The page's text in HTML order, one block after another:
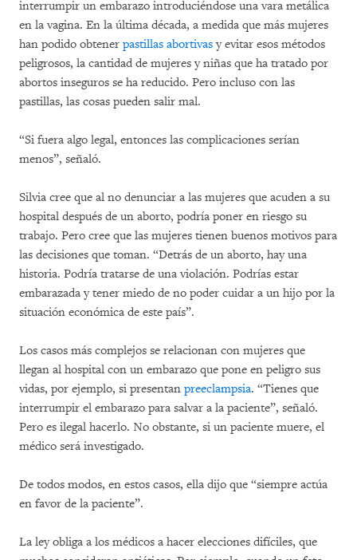
interrumpir un embarazo introduciéndose una vara metálica
en la vagina. En la última década, a medida que más mujeres
han podido obtener pastillas abortivasy evitar esos métodos
peligrosos, la cantidad de mujeres y niñas que ha tratado por
abortos inseguros se ha reducido. Pero incluso con las
pastillas, las cosas pueden salir mal.
“Si fuera algo legal, entonces las complicaciones serían
menos”, señaló.
Silvia cree que al no denunciar a las mujeres que acuden a su
hospital después de un aborto, podría poner en riesgo su
trabajo. Pero cree que las mujeres tienen buenos motivos para
las decisiones que toman. “Detrás de un aborto, hay una
historia. Podría tratarse de una violación. Podrías estar
embarazada y tener miedo de no poder cuidar a un hijo por la
situación económica de este país”.
Los casos más complejos se relacionan con mujeres que
llegan al hospital con un embarazo que pone en peligro sus
vidas, por ejemplo, si presentan preeclampsia. “Tienes que
interrumpir el embarazo para salvar a la paciente”, señaló.
Pero es ilegal hacerlo. No obstante, si un paciente muere, el
médico será investigado.
De todos modos, en estos casos, ella dijo que “siempre actúa
en favor de la paciente”.
La ley obliga a los médicos a hacer elecciones difíciles, que